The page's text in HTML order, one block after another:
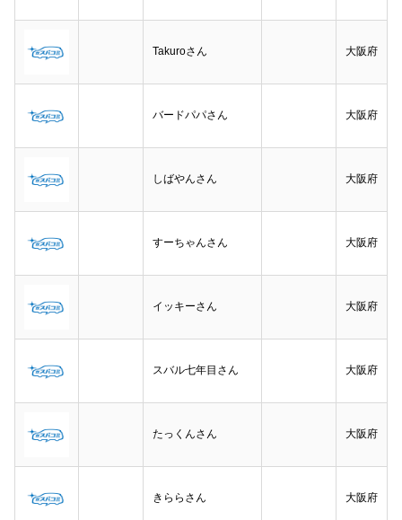
Takuroさん 大阪府
バードパパさん 大阪府
しばやんさん 大阪府
すーちゃんさん 大阪府
イッキーさん 大阪府
スバル七年目さん 大阪府
たっくんさん 大阪府
きららさん 大阪府